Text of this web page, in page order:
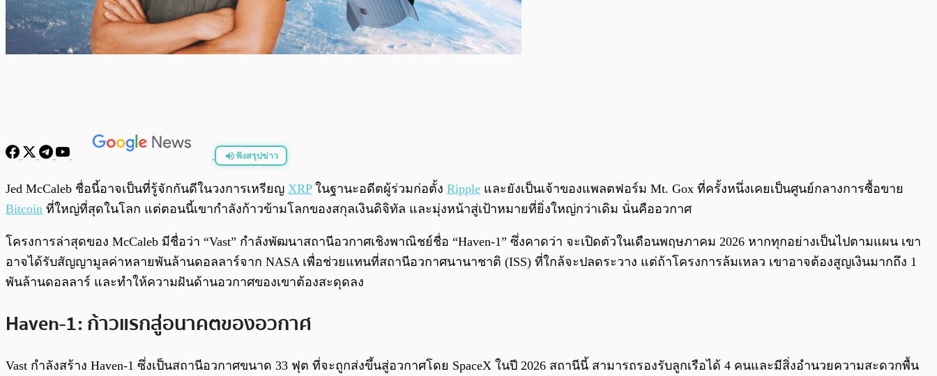
ฟังสรุปข่าว
พร้อมเล่น /0:00
Jed McCaleb ชื่อนี้อาจเป็นที่รู้จักกันดีในวงการเหรียญ XRPในฐานะอดีตผู้ร่วมก่อตั้ง Ripple และยังเป็นเจ้าของแพลตฟอร์ม Mt. Gox ที่ครั้งหนึ่งเคยเป็นศูนย์กลางการซื้อขาย
Bitcoin ที่ใหญ่ที่สุดในโลก แต่ตอนนี้เขากำลังก้าวข้ามโลกของสกุลเงินดิจิทัล และมุ่งหน้าสู่เป้าหมายที่ยิ่งใหญ่กว่าเดิม นั่นคืออวกาศ
โครงการล่าสุดของ McCaleb มีชื่อว่า “Vast” กำลังพัฒนาสถานีอวกาศเชิงพาณิชย์ชื่อ “Haven-1” ซึ่งคาดว่า จะเปิดตัวในเดือนพฤษภาคม 2026 หากทุกอย่างเป็นไปตามแผน เขา
อาจได้รับสัญญามูลค่าหลายพันล้านดอลลาร์จาก NASA เพื่อช่วยแทนที่สถานีอวกาศนานาชาติ (ISS) ที่ใกล้จะปลดระวาง แต่ถ้าโครงการล้มเหลว เขาอาจต้องสูญเงินมากถึง 1
พันล้านดอลลาร์ และทำให้ความฝันด้านอวกาศของเขาต้องสะดุดลง
Haven-1: ก้าวแรกสู่อนาคตของอวกาศ
Vast กำลังสร้าง Haven-1 ซึ่งเป็นสถานีอวกาศขนาด 33 ฟุต ที่จะถูกส่งขึ้นสู่อวกาศโดย SpaceX ในปี 2026 สถานีนี้ สามารถรองรับลูกเรือได้ 4 คนและมีสิ่งอำนวยความสะดวกพื้น